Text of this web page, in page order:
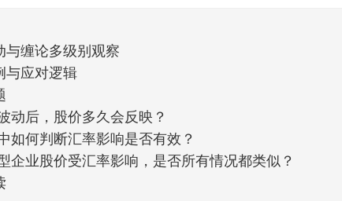
与缠论多级别观察
与应对逻辑
动后，股价多久会反映？
如何判断汇率影响是否有效？
企业股价受汇率影响，是否所有情况都类似？